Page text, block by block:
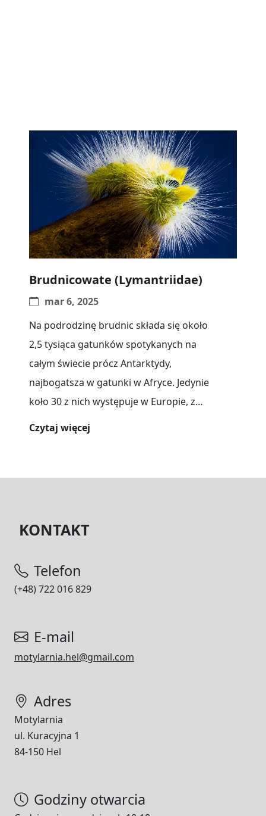
Brudnicowate (Lymantriidae)
mar 6, 2025
Na podrodzinę brudnic składa się około
2,5 tysiąca gatunków spotykanych na
całym świecie prócz Antarktydy,
najbogatsza w gatunki w Afryce. Jedynie
koło 30 z nich występuje w Europie, z
Czytaj więcej
KONTAKT
Telefon
(+48) 722 016 829
E-mail
motylarnia.hel@gmail.com
Adres
Motylarnia
ul. Kuracyjna 1
84-150 Hel
Godziny otwarcia